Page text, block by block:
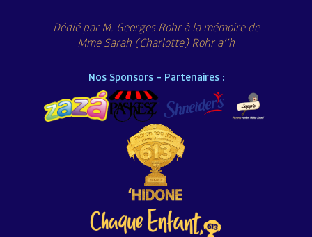
Dédié par M. Georges Rohr à la mémoire de
Mme Sarah (Charlotte) Rohr a’’h
Nos Sponsors – Partenaires :